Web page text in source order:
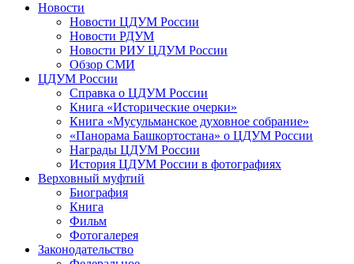
Новости
Новости ЦДУМ России
Новости РДУМ
Новости РИУ ЦДУМ России
Обзор СМИ
ЦДУМ России
Справка о ЦДУМ России
Книга «Исторические очерки»
Книга «Мусульманское духовное собрание»
«Панорама Башкортостана» о ЦДУМ России
Награды ЦДУМ России
История ЦДУМ России в фотографиях
Верховный муфтий
Биография
Книга
Фильм
Фотогалерея
Законодательство